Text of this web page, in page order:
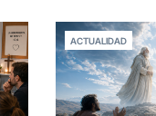
ACTUALIDAD